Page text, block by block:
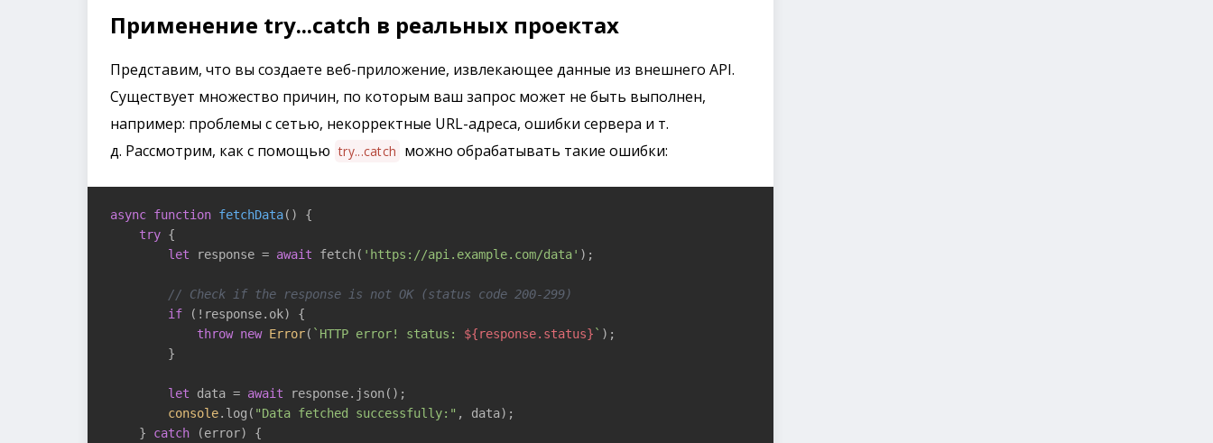
Применение try...catch в реальных проектах
Представим, что вы создаете веб-приложение, извлекающее данные из внешнего API.
Существует множество причин, по которым ваш запрос может не быть выполнен,
например: проблемы с сетью, некорректные URL-адреса, ошибки сервера и т.
д. Рассмотрим, как с помощью try...catch можно обрабатывать такие ошибки:
async function fetchData( ) {
try {
let response = await fetch( 'https://api.example.com/data' );
// Check if the response is not OK (status code 200-299)
if (!response.ok) {
throw new Error( `HTTP error! status: ${response.status} ` );
        }
let data = await response.json();
console.log( "Data fetched successfully:" , data);
    }
catch (error) {